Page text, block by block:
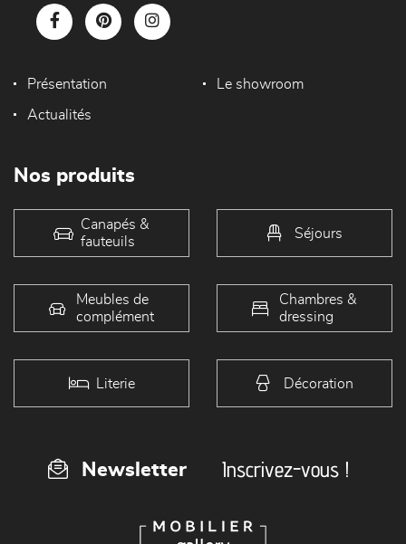
Présentation Le showroom
Actualités
Nos produits
Canapés &
fauteuils
Séjours
Meubles de
complément
Chambres &
dressing
Literie Décoration
Newsletter Inscrivez-vous !